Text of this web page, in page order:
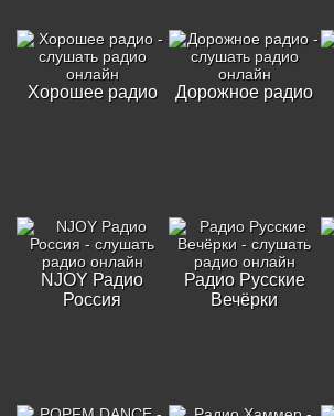
Хорошее радио
Дорожное радио
NJOY Радио
Россия
Радио Русские
Вечёрки